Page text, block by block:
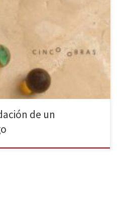
una presencia creciente en la
—aunque no solamente—
fundara la compañía
en las Naves del Matadero
Guzmán, primera de las cinco
en los últimos cinco años,
de un